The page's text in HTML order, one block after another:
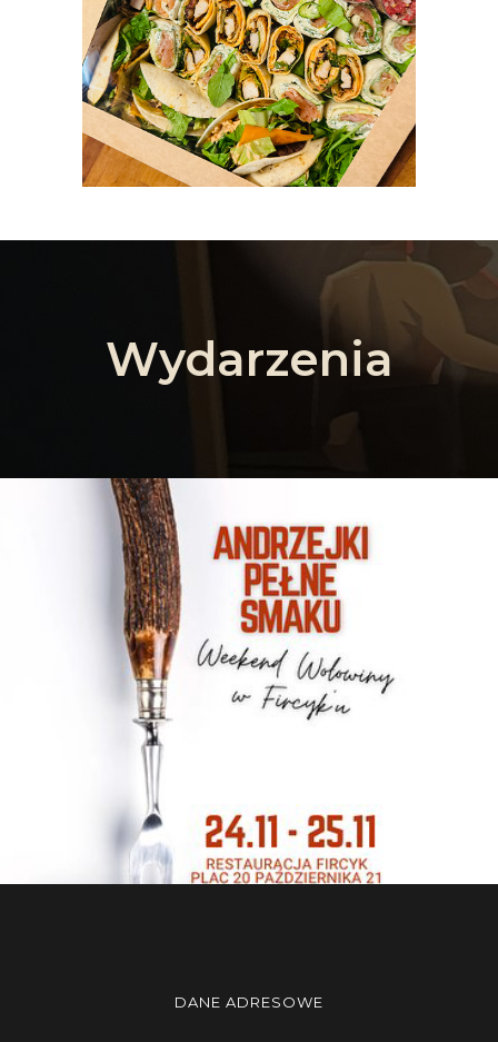
Wydarzenia
Andrzejki pełne smaku
DANE ADRESOWE